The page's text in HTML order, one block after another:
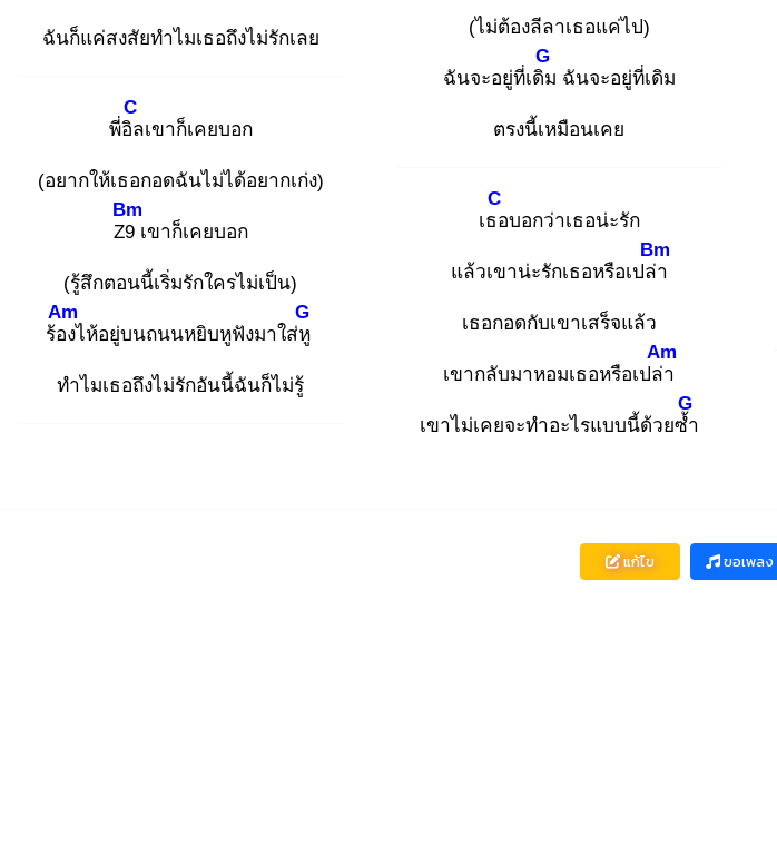
ฉันก็แค่สงสัยทำไมเธอถึงไม่รักเลย
พี่อิล
C
เขาก็เคยบอก
(อยากให้เธอกอดฉันไม่ได้อยากเก่ง)
Z9
Bm
เขาก็เคยบอก
(รู้สึกตอนนี้เริ่มรักใครไม่เป็น)
ร้อง
Am
ไห้อยู่บนถนนหยิบหูฟังมาใส่หู
G
ทำไมเธอถึงไม่รักอันนี้ฉันก็ไม่รู้
(ไม่ต้องลีลาเธอแค่ไป)
ฉันจะอยู่ที่เดิม
G
ฉันจะอยู่ที่เดิม
ตรงนี้เหมือนเคย
เธอ
C
บอกว่าเธอน่ะรัก
แล้วเขาน่ะรักเธอหรือเปล่า
Bm
เธอกอดกับเขาเสร็จแล้ว
เขากลับมาหอมเธอหรือเปล่า
Am
เขาไม่เคยจะทำอะไรแบบนี้ด้วยซ้ำ
G
แก้ไข ขอเพลง